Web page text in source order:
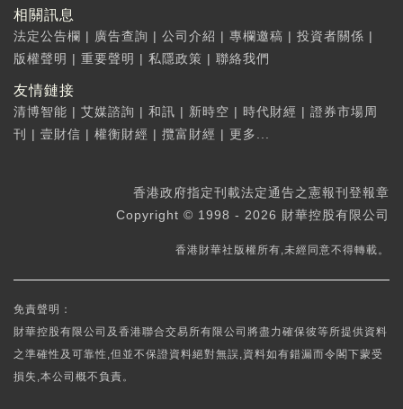
相關訊息
法定公告欄 | 廣告查詢 | 公司介紹 | 專欄邀稿 | 投資者關係 |
版權聲明 | 重要聲明 | 私隱政策 | 聯絡我們
友情鏈接
清博智能 | 艾媒諮詢 | 和訊 | 新時空 | 時代財經 | 證券市場周
刊
| 壹財信 | 權衡財經 | 攬富財經 | 更多...
香港政府指定刊載法定通告之憲報刊登報章
Copyright © 1998 - 2026 財華控股有限公司
香港財華社版權所有,未經同意不得轉載。
免責聲明：
財華控股有限公司及香港聯合交易所有限公司將盡力確保彼等所提供資料
之準確性及可靠性,但並不保證資料絕對無誤,資料如有錯漏而令閣下蒙受
損失,本公司概不負責。